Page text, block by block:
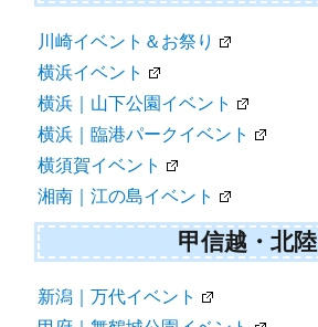
川崎イベント＆お祭り
横浜イベント
横浜｜山下公園イベント
横浜｜臨港パークイベント
横須賀イベント
湘南｜江の島イベント
甲信越・北陸
新潟｜万代イベント